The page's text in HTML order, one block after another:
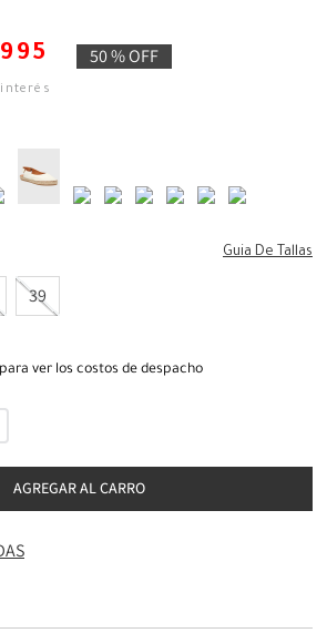
995 50 %OFF
Guia De Tallas
39
ver los costos de despacho
AGREGAR AL CARRO